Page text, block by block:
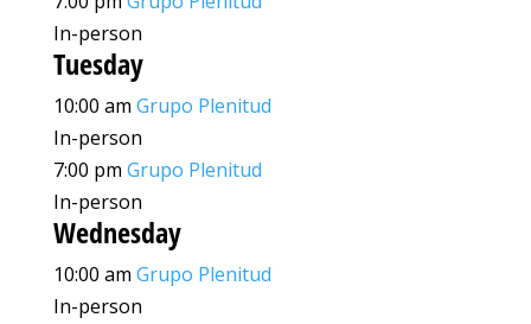
In-person
Tuesday
10:00 am Grupo Plenitud
In-person
7:00 pm Grupo Plenitud
In-person
Wednesday
10:00 am Grupo Plenitud
In-person